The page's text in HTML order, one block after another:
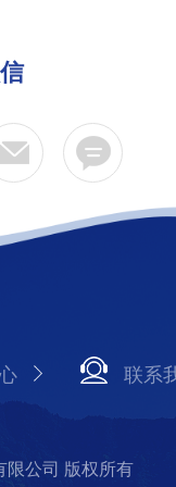
联系
限公司 版权所有